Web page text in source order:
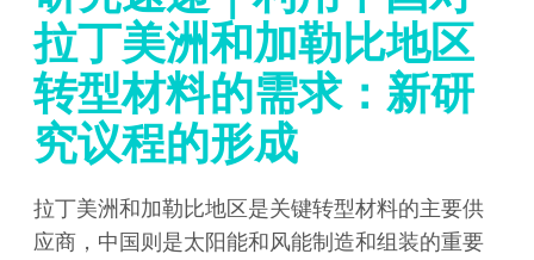
拉丁美洲和加勒比地区
转型材料的需求：新研
究议程的形成
拉丁美洲和加勒比地区是关键转型材料的主要供
应商，中国则是太阳能和风能制造和组装的重要